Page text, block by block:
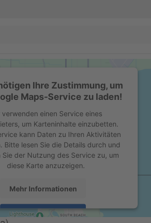
Ihre Zustimmung, um
Maps-Service zu laden!
verwenden einen Service eines
um Karteninhalte einzubetten.
kann Daten zu Ihren Aktivitäten
Bitte lesen Sie die Details durch und
Sie der Nutzung des Service zu, um
diese Karte anzuzeigen.
Mehr Informationen
Akzeptieren